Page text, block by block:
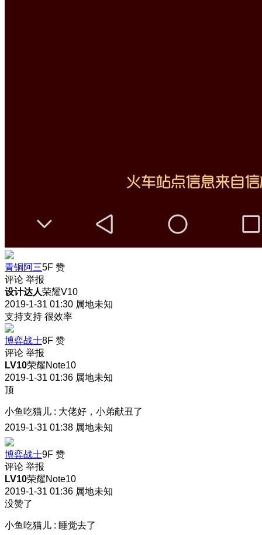
青铜阿三5F 赞
评论 举报
设计达人荣耀V10
2019-1-31 01:30 属地未知
支持支持 很效率
博弈战士8F 赞
评论 举报
LV10荣耀Note10
2019-1-31 01:36 属地未知
顶
小鱼吃猫儿 : 大佬好，小弟献丑了
2019-1-31 01:38 属地未知
博弈战士9F 赞
评论 举报
LV10荣耀Note10
2019-1-31 01:36 属地未知
没赞了
小鱼吃猫儿 : 睡觉去了